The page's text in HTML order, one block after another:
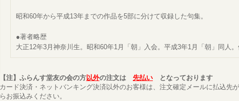
昭和60年から平成13年までの作品を5部に分けて収録した句集。
●著者略歴
大正12年3月神奈川生。昭和60年1月「朝」入会。平成3年1月「朝」同人
【注】ふらんす堂友の会の方以外の注文は 先払い となっております
カード決済・ネットバンキング決済以外のお客様は、注文確定メールに払込先
らお振込みください。